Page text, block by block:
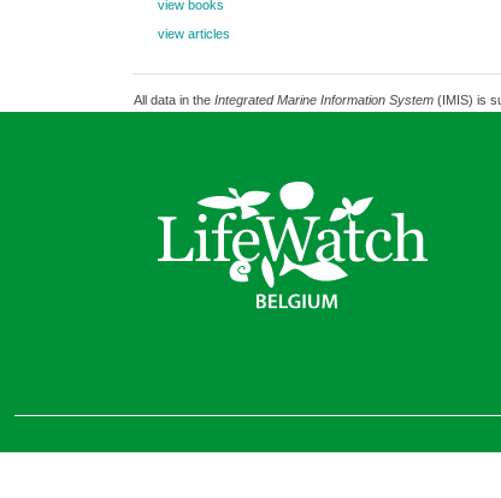
view books
view articles
All data in the Integrated Marine Information System(IMIS) is